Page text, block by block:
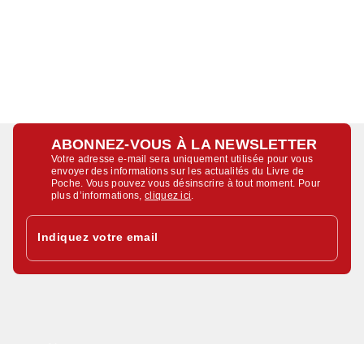
ABONNEZ-VOUS À LA NEWSLETTER
Votre adresse e-mail sera uniquement utilisée pour vous
envoyer des informations sur les actualités du Livre de
Poche. Vous pouvez vous désinscrire à tout moment. Pour
plus d’informations,cliquez ici
Indiquez votre email